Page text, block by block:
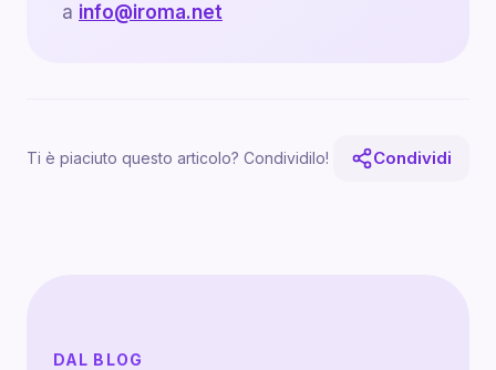
a info@iroma.net
Ti è piaciuto questo articolo? Condividilo! Condividi
DAL BLOG